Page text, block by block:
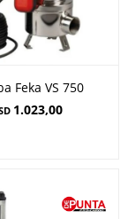
Feka VS 750
1.023,00